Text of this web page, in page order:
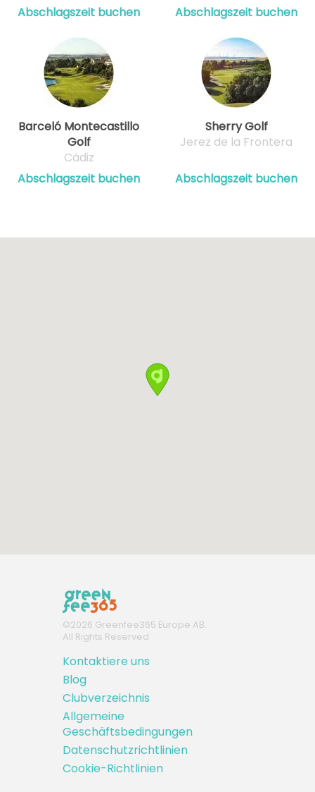
Abschlagszeit buchen
Abschlagszeit buchen
Barceló Montecastillo
Golf
Cádiz
Abschlagszeit buchen
Sherry Golf
Jerez de la Frontera
Abschlagszeit buchen
©2026 Greenfee365 Europe AB.
All Rights Reserved
Kontaktiere uns
Blog
Clubverzeichnis
Allgemeine
Geschäftsbedingungen
Datenschutzrichtlinien
Cookie-Richtlinien